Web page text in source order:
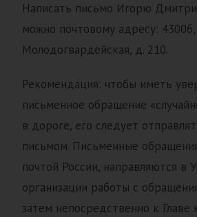
Написать письмо Игорю
можно почтовому адресу: 43006,
Молодогвардейская, д. 210.
Рекомендация: чтобы иметь
письменное обращение
в дороге, его следует
письмом. Письменные
почтой России, направляются в
организации работы с
затем непосредственно к Главе